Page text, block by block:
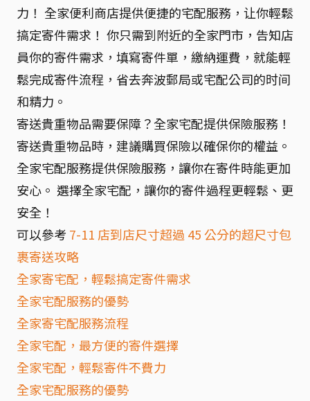
力！ 全家便利商店提供便捷的宅配服務，让你輕鬆
搞定寄件需求！ 你只需到附近的全家門市，告知店
員你的寄件需求，填寫寄件單，繳納運費，就能輕
鬆完成寄件流程，省去奔波郵局或宅配公司的时间
和精力。
寄送貴重物品需要保障？全家宅配提供保險服務！
寄送貴重物品時，建議購買保險以確保你的權益。
全家宅配服務提供保險服務，讓你在寄件時能更加
安心。 選擇全家宅配，讓你的寄件過程更輕鬆、更
安全！
可以參考 7-11 店到店尺寸超過 45 公分的超尺寸包
裹寄送攻略
全家寄宅配，輕鬆搞定寄件需求
全家宅配服務的優勢
全家寄宅配服務流程
全家宅配，最方便的寄件選擇
全家宅配，輕鬆寄件不費力
全家宅配服務的優勢